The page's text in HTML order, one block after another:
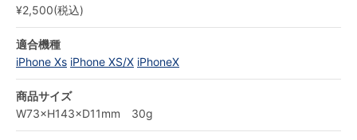
¥2,500(税込)
適合機種
iPhone Xs iPhone XS/X iPhoneX
商品サイズ
W73×H143×D11mm 30g